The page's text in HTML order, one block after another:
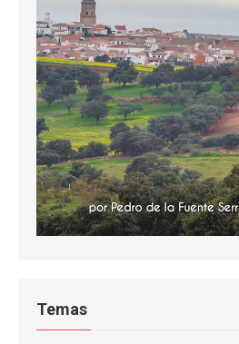
Temas